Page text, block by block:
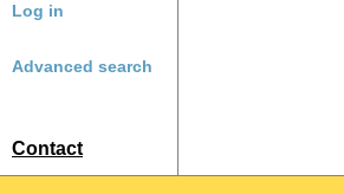
Log in
Advanced search
Contact